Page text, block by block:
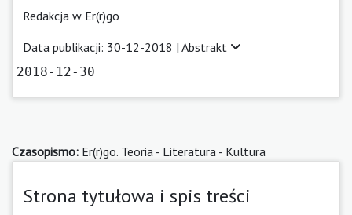
Redakcja w Er(r)go
Data publikacji: 30-12-2018 | Abstrakt
2018-12-30
Czasopismo: Er(r)go. Teoria - Literatura - Kultura
Strona tytułowa i spis treści